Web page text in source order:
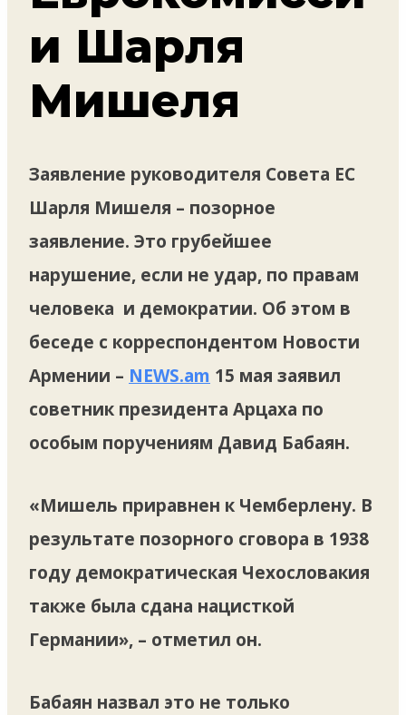
и Шарля
Мишеля
Заявление руководителя Совета ЕС
Шарля Мишеля – позорное
заявление. Это грубейшее
нарушение, если не удар, по правам
человека и демократии. Об этом в
беседе с корреспондентом Новости
Армении – NEWS.am 15 мая заявил
советник президента Арцаха по
особым поручениям Давид Бабаян.
«Мишель приравнен к Чемберлену. В
результате позорного сговора в 1938
году демократическая Чехословакия
также была сдана нацисткой
Германии», – отметил он.
Бабаян назвал это не только